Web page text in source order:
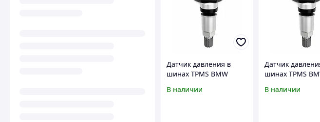
Датчик давления в
шинах TPMS BMW
частотой 433 MHz
В наличии
Датчик
шинах TPMS
частотой 433
В наличии